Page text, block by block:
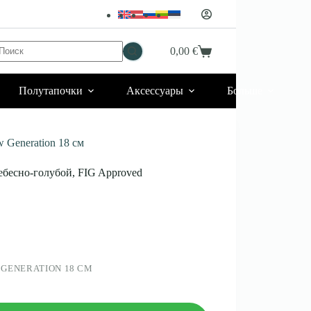
Ничего
Корзина
0,00€
Полутапочки Аксессуары Больше
18 см
голубой, FIG Approved
18 СМ